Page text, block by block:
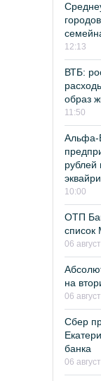
12:13
ВТБ:
образ
11:50
Альфа-
рублей
10:00
ОТП
06
на
06
Сбер
банка
06